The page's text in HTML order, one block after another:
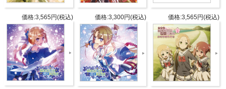
仕様
DVD1枚組(約90分)
DISC1：DVD-ROM
ブックレット（カラー6P）
アニメスタッフによる描きおろしジ
ャケット
価格:3,565円(税込) 価格:3,300円(税込) 価格:3,565円(税込)